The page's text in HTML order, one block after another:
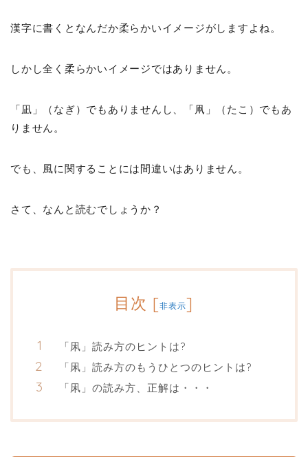
漢字に書くとなんだか柔らかいイメージがしますよね。
しかし全く柔らかいイメージではありません。
「凪」（なぎ）でもありませんし、「凧」（たこ）でもあ
りません。
でも、風に関することには間違いはありません。
さて、なんと読むでしょうか？
目次 [非表示]
「凩」読み方のヒントは?
「凩」読み方のもうひとつのヒントは?
「凩」の読み方、正解は・・・